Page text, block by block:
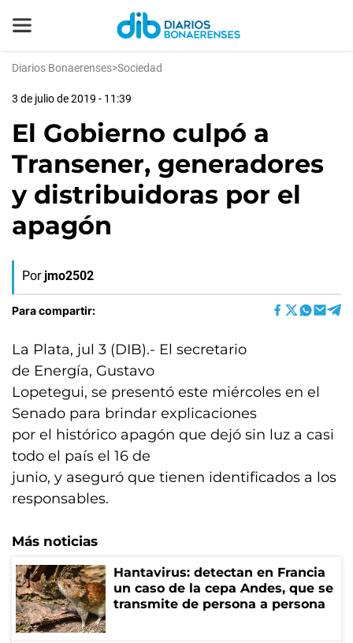
Diarios Bonaerenses>Sociedad
3 de julio de 2019 - 11:39
El Gobierno culpó a
Transener, generadores
y distribuidoras por el
apagón
Por jmo2502
Para compartir:
La Plata, jul 3 (DIB).- El secretario
de Energía, Gustavo
Lopetegui, se presentó este miércoles en el
Senado para brindar explicaciones
por el histórico apagón que dejó sin luz a casi
todo el país el 16 de
junio, y aseguró que tienen identificados a los
responsables.
Más noticias
Hantavirus: detectan en Francia
un caso de la cepa Andes, que se
transmite de persona a persona